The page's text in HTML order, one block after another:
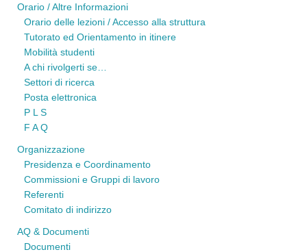
Orario / Altre Informazioni
Orario delle lezioni / Accesso alla struttura
Tutorato ed Orientamento in itinere
Mobilità studenti
A chi rivolgerti se…
Settori di ricerca
Posta elettronica
P L S
F A Q
Organizzazione
Presidenza e Coordinamento
Commissioni e Gruppi di lavoro
Referenti
Comitato di indirizzo
AQ & Documenti
Documenti